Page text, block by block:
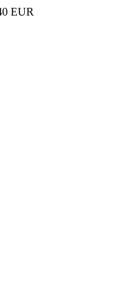
EUR